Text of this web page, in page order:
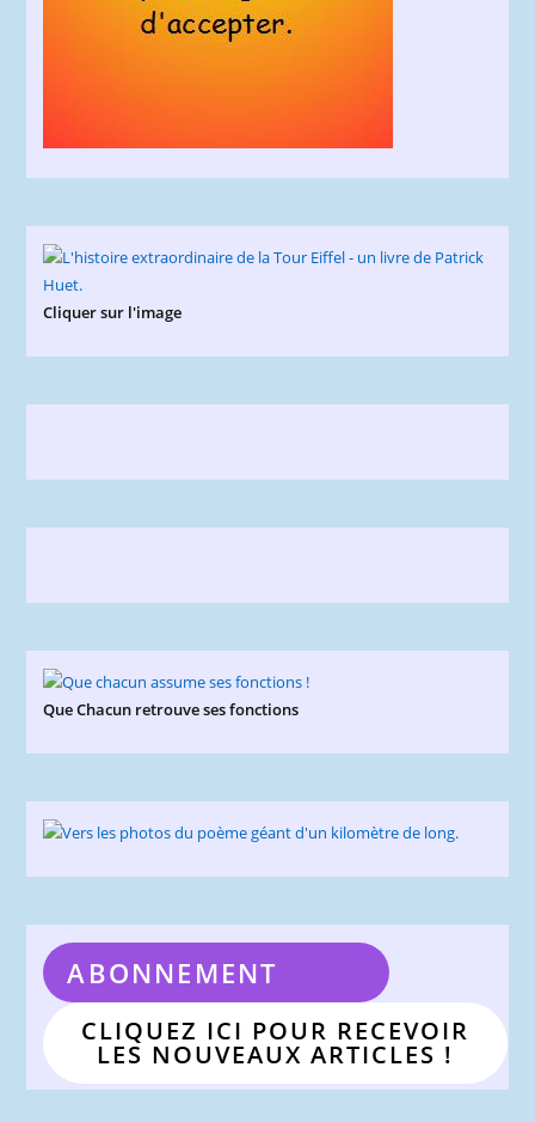
Cliquer sur l'image
Que Chacun retrouve ses fonctions
ABONNEMENT
CLIQUEZ ICI POUR RECEVOIR
LES NOUVEAUX ARTICLES !